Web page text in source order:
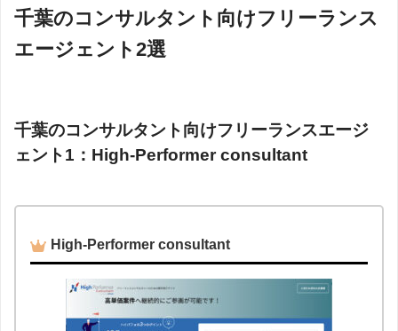
千葉のコンサルタント向けフリーランス
エージェント2選
千葉のコンサルタント向けフリーランスエージ
ェント1：High-Performer consultant
High-Performer consultant